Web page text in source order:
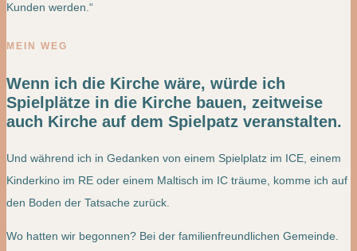
Kunden werden.“
MEIN WEG
Wenn ich die Kirche wäre, würde ich
Spielplätze in die Kirche bauen, zeitweise
auch Kirche auf dem Spielpatz veranstalten.
Und während ich in Gedanken von einem Spielplatz im ICE, einem
Kinderkino im RE oder einem Maltisch im IC träume, komme ich auf
den Boden der Tatsache zurück.
Wo hatten wir begonnen? Bei der familienfreundlichen Gemeinde.